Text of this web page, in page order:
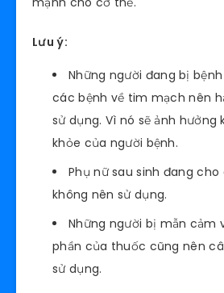
Lưu ý:
Những người đang bị
các bệnh về tim mạch nên
sử dụng. Vì nó sẽ ảnh
khỏe của người bệnh.
Phụ nữ sau sinh đang
không nên sử dụng.
Những người bị mẫn cảm
phần của thuốc cũng nên
sử dụng.